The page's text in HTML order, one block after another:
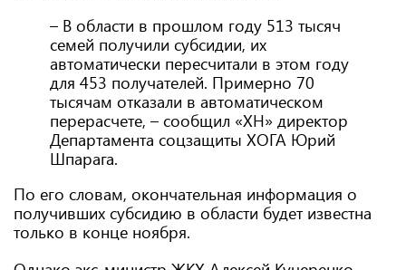
– В области в прошлом году 513 тысяч
семей получили субсидии, их
автоматически пересчитали в этом году
для 453 получателей. Примерно 70
тысячам отказали в автоматическом
перерасчете, – сообщил «ХН» директор
Департамента соцзащиты ХОГА Юрий
Шпарага.
По его словам, окончательная информация о
получивших субсидию в области будет известна
только в конце ноября.